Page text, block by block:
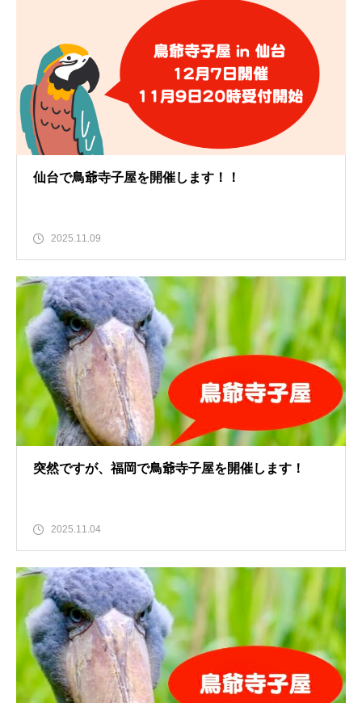
仙台で鳥爺寺子屋を開催します！！
2025.11.09
突然ですが、福岡で鳥爺寺子屋を開催します！
2025.11.04